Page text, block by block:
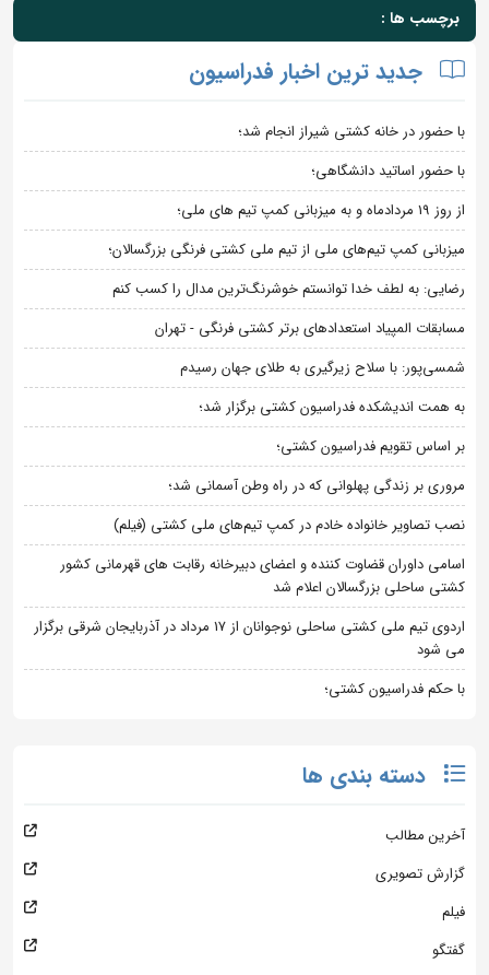
برچسب ها :
جدید ترین اخبار فدراسیون
با حضور در خانه کشتی شیراز انجام شد؛
با حضور اساتید دانشگاهی؛
از روز 19 مردادماه و به میزبانی کمپ تیم های ملی؛
میزبانی کمپ تیم‌های ملی از تیم ملی کشتی فرنگی بزرگسالان؛
رضایی: به لطف خدا توانستم خوشرنگ‌ترین مدال را کسب کنم
مسابقات المپیاد استعدادهای برتر کشتی فرنگی - تهران
شمسی‌پور: با سلاح زیرگیری به طلای جهان رسیدم
به همت اندیشکده فدراسیون کشتی برگزار شد؛
بر اساس تقویم فدراسیون کشتی؛
مروری بر زندگی پهلوانی که در راه وطن آسمانی شد؛
نصب تصاویر خانواده خادم در کمپ تیم‌های ملی کشتی (فیلم)
اسامی داوران قضاوت کننده و اعضای دبیرخانه رقابت های قهرمانی کشور
کشتی ساحلی بزرگسالان اعلام شد
اردوی تیم ملی کشتی ساحلی نوجوانان از 17 مرداد در آذربایجان شرقی برگزار
می شود
با حکم فدراسیون کشتی؛
دسته بندی ها
آخرین مطالب
گزارش تصویری
فیلم
گفتگو